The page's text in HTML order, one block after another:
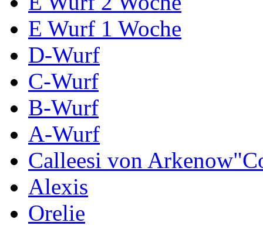
E Wurf 1 Woche
D-Wurf
C-Wurf
B-Wurf
A-Wurf
Calleesi von
Alexis
Orelie